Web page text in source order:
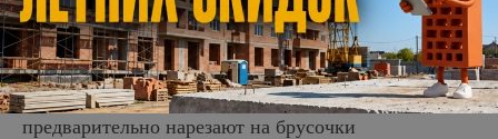
гораздо ближе к кладке из настоящего кирпича.
Интересные аналоги кирпича — гипсокартон, МДФ
и даже самый простой картон, который
предварительно нарезают на брусочки